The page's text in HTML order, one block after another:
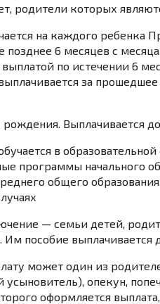
родители которых
на каждого ребенка
позднее 6 месяцев с
по истечении 6
за
рождения. Выплачивается до
в
программы начального
общего
— семьи детей,
Им пособие выплачивается
может один из
усыновитель), опекун,
оформляется